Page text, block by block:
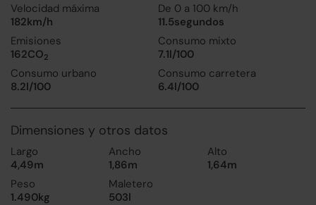
Velocidad máxima
182km/h
De 0 a 100 km/h
11.5segundos
Emisiones
162CO2
Consumo mixto
7.1l/100
Consumo urbano
8.2l/100
Consumo carretera
6.4l/100
Dimensiones y otros datos
Largo
4,49m
Ancho
1,86m
Alto
1,64m
Peso
1.490kg
Maletero
503l